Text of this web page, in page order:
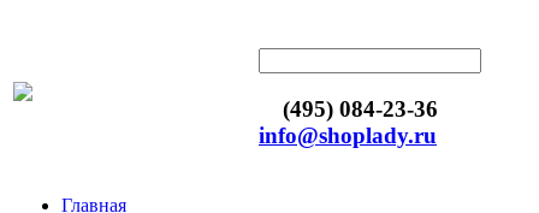
(495) 084-23-36
info@shoplady.ru
Главная